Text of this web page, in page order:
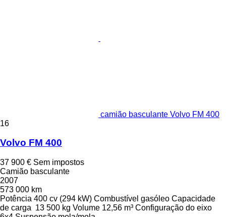
camião basculante Volvo FM 400
16
Volvo FM 400
37 900 € Sem impostos
Camião basculante
2007
573 000 km
Potência 400 cv (294 kW) Combustível gasóleo Capacidade
de carga 13 500 kg Volume 12,56 m³ Configuração do eixo